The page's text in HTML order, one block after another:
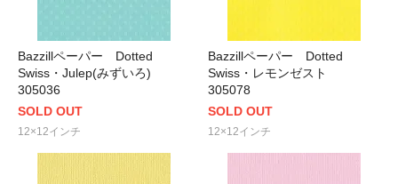
Bazzillペーパー Dotted
Swiss・Julep(みずいろ)
305036
SOLD OUT
12×12インチ
Bazzillペーパー Dotted
Swiss・レモンゼスト
305078
SOLD OUT
12×12インチ